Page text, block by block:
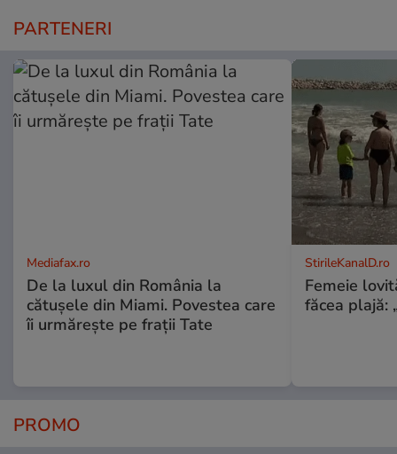
PARTENERI
Mediafax.ro
De la luxul din România la
cătușele din Miami. Povestea care
îi urmărește pe frații Tate
StirileKanalD.ro
Femeie
făcea plajă:
PROMO